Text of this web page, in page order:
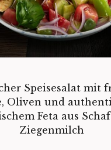
Speisesalat mit
Oliven und
Feta aus
Ziegenmilch